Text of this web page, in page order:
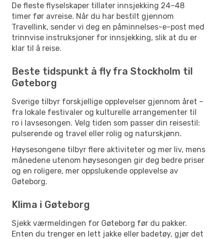
De fleste flyselskaper tillater innsjekking 24–48
timer før avreise. Når du har bestilt gjennom
Travellink, sender vi deg en påminnelses-e-post med
trinnvise instruksjoner for innsjekking, slik at du er
klar til å reise.
Beste tidspunkt å fly fra Stockholm til
Gøteborg
Sverige tilbyr forskjellige opplevelser gjennom året –
fra lokale festivaler og kulturelle arrangementer til
ro i lavsesongen. Velg tiden som passer din reisestil:
pulserende og travel eller rolig og naturskjønn.
Høysesongene tilbyr flere aktiviteter og mer liv, mens
månedene utenom høysesongen gir deg bedre priser
og en roligere, mer oppslukende opplevelse av
Gøteborg.
Klima i Gøteborg
Sjekk værmeldingen for Gøteborg før du pakker.
Enten du trenger en lett jakke eller badetøy, gjør det